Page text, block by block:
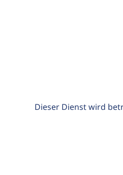
Dieser Dienst wird